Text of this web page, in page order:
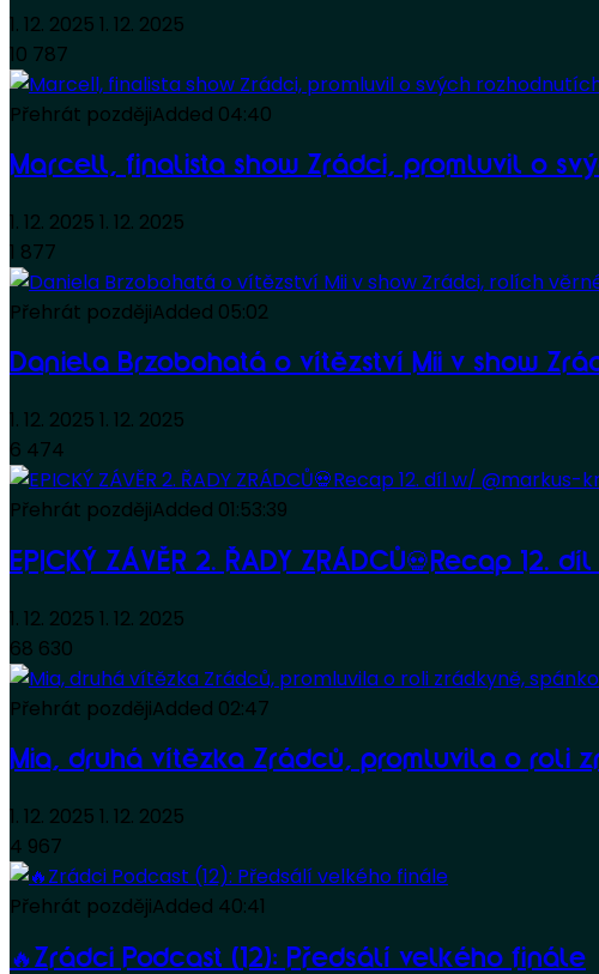
1. 12. 2025 1. 12. 2025
10 787
Přehrát pozdějiAdded 04:40
Marcell, finalista show Zrádci, promluvil o
1. 12. 2025 1. 12. 2025
1 877
Přehrát pozdějiAdded 05:02
Daniela Brzobohatá o vítězství Mii v show
1. 12. 2025 1. 12. 2025
6 474
Přehrát pozdějiAdded 01:53:39
EPICKÝ ZÁVĚR 2. ŘADY ZRÁDCŮ💀Recap 12.
1. 12. 2025 1. 12. 2025
68 630
Přehrát pozdějiAdded 02:47
Mia, druhá vítězka Zrádců, promluvila o roli
1. 12. 2025 1. 12. 2025
4 967
Přehrát pozdějiAdded 40:41
🔥Zrádci Podcast (12): Předsálí velkého finále